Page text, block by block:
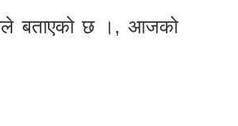
बताएको छ ।, आजको